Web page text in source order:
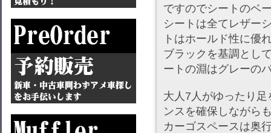
ですのでシートのベ
シートは全てレザー
トはホールド性に優
ブラックを基調とし
ートの淵はグレーの
大人7人がゆったり
ンスを確保しながら
カーゴスペースは奥